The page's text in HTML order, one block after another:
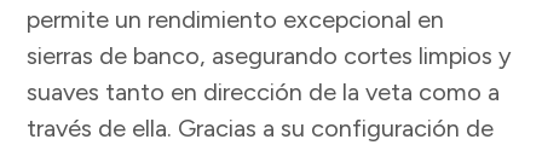
permite un rendimiento excepcional en
sierras de banco, asegurando cortes limpios y
suaves tanto en dirección de la veta como a
través de ella. Gracias a su configuración de